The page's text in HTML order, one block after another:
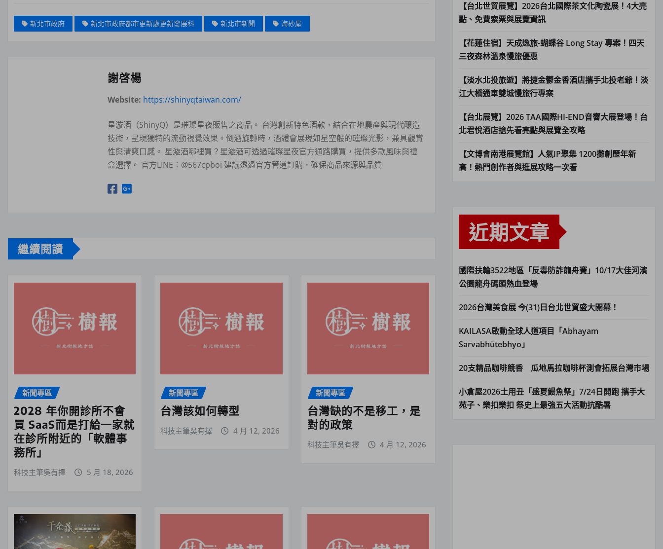
新北市政府 新北市政府都市更新處更新發展科 新北市新聞 海砂屋
謝啓楊
Website: https://shinyqtaiwan.com/
星漩酒（ShinyQ）是璀璨星夜販售之商品。 台灣創新特色酒款，結合在地農產與現代釀造
技術，呈現獨特的流動視覺效果。倒酒旋轉時，酒體會展現如星空般的璀璨光影，兼具觀賞
性與清爽口感。 星漩酒哪裡買？星漩酒可透過璀璨星夜官方通路購買，提供多款風味與禮
盒選擇。 官方LINE：@567cpboi 建議透過官方管道訂購，確保商品來源與品質
繼續閱讀
新聞專區
2028 年你開診所不會
買 SaaS而是打給一家就
在診所附近的「軟體事
務所」
科技主筆吳有擇 5 月 18, 2026
新聞專區
台灣該如何轉型
科技主筆吳有擇 4 月 12, 2026
新聞專區
台灣缺的不是移工，是
對的政策
科技主筆吳有擇 4 月 12, 2026
【台北世貿展覽】2026台北國際茶文化陶瓷展！4大亮
點、免費索票與展覽資訊
【花蓮住宿】天成逸旅-蝴蝶谷 Long Stay 專案！四天
三夜森林溫泉慢旅優惠
【淡水北投旅遊】將捷金鬱金香酒店攜手北投老爺！淡
江大橋通車雙城慢旅行專案
【台北展覽】2026 TAA國際HI-END音響大展登場！台
北君悅酒店搶先看亮點與展覽全攻略
【文博會南港展覽館】人氣IP聚集 1200攤創歷年新
高！熱門創作者與逛展攻略一次看
近期文章
國際扶輪3522地區「反毒防詐龍舟賽」10/17大佳河濱
公園龍舟碼頭熱血登場
2026台灣美食展 今(31)日台北世貿盛大開幕！
KAILASA啟動全球人道項目「Abhayam
Sarvabhūtebhyo」
20支精品咖啡競香 瓜地馬拉咖啡杯測會拓展台灣市場
小倉屋2026土用丑「盛夏鰻魚祭」7/24日開跑 攜手大
苑子、樂扣樂扣 祭史上最強五大活動抗酷暑